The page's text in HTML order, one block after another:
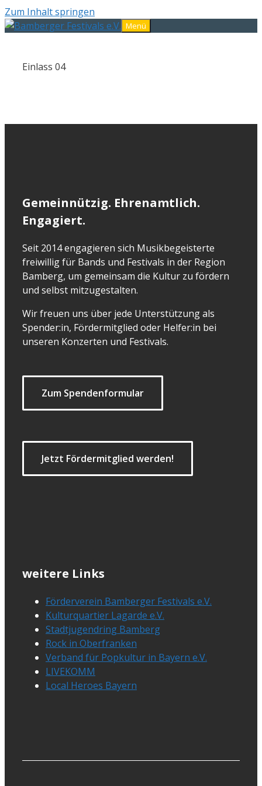
Zum Inhalt springen
Menü
Einlass 04
Gemeinnützig. Ehrenamtlich.
Engagiert.
Seit 2014 engagieren sich Musikbegeisterte
freiwillig für Bands und Festivals in der Region
Bamberg, um gemeinsam die Kultur zu fördern
und selbst mitzugestalten.
Wir freuen uns über jede Unterstützung als
Spender:in, Fördermitglied oder Helfer:in bei
unseren Konzerten und Festivals.
Zum Spendenformular
Jetzt Fördermitglied werden!
weitere Links
Förderverein Bamberger Festivals e.V.
Kulturquartier Lagarde e.V.
Stadtjugendring Bamberg
Rock in Oberfranken
Verband für Popkultur in Bayern e.V.
LIVEKOMM
Local Heroes Bayern